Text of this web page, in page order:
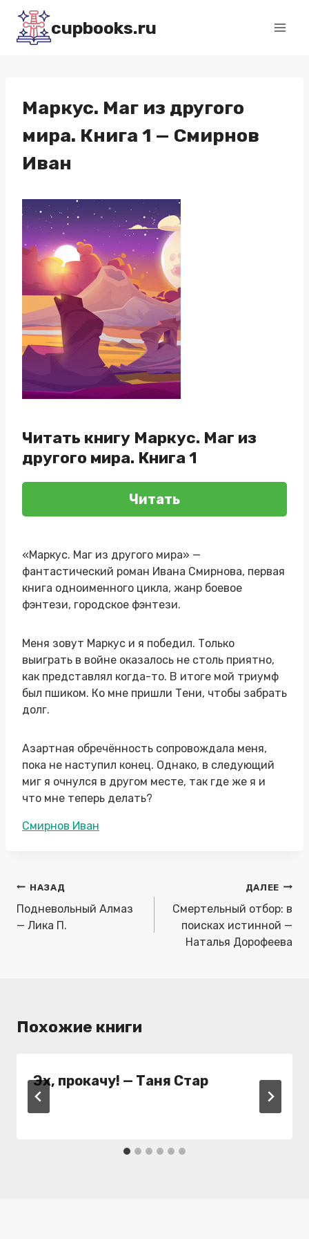
Перейти
содержимому
cupbooks.ru
Маркус. Маг из другого
мира. Книга 1 — Смирнов
Иван
Читать книгу Маркус. Маг из
другого мира. Книга 1
Читать
«Маркус. Маг из другого мира» —
фантастический роман Ивана Смирнова, первая
книга одноименного цикла, жанр боевое
фэнтези, городское фэнтези.
Меня зовут Маркус и я победил. Только
выиграть в войне оказалось не столь приятно,
как представлял когда-то. В итоге мой триумф
был пшиком. Ко мне пришли Тени, чтобы забрать
долг.
Азартная обречённость сопровождала меня,
пока не наступил конец. Однако, в следующий
миг я очнулся в другом месте, так где же я и
что мне теперь делать?
Метки
Смирнов Иван
Навигация
по
записям
НАЗАД
Подневольный Алмаз
— Лика П.
ДАЛЕЕ
Смертельный отбор: в
поисках истинной —
Наталья Дорофеева
Похожие книги
Эх, прокачу! — Таня Стар